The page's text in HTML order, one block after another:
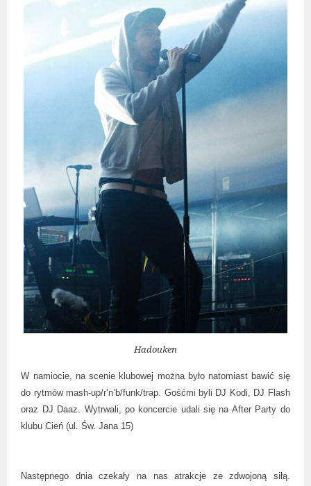
Hadouken
W namiocie, na scenie klubowej można było natomiast bawić się
do rytmów mash-up/r’n’b/funk/trap. Gośćmi byli DJ Kodi, DJ Flash
oraz DJ Daaz.
Wytrwali, po koncercie udali się na After Party do
klubu Cień (ul. Św. Jana 15)
Następnego dnia czekały na nas atrakcje ze zdwojoną siłą.